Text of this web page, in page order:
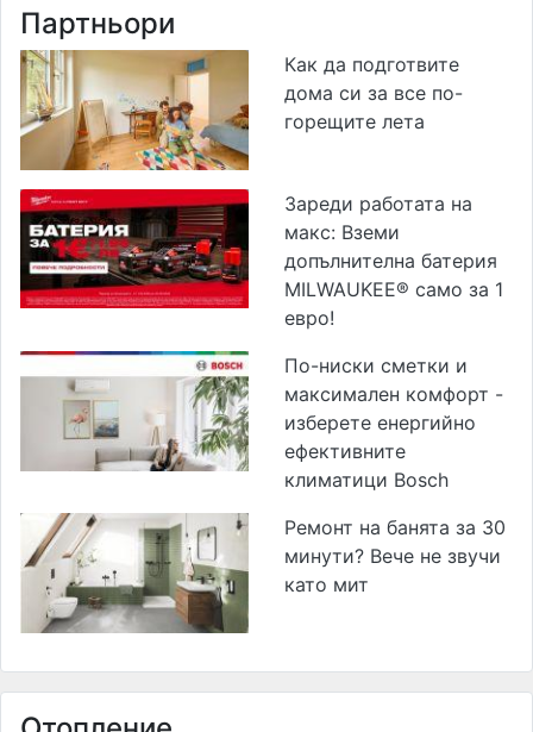
Партньори
Как да подготвите
дома си за все по-
горещите лета
Зареди работата на
макс: Вземи
допълнителна батерия
MILWAUKEE® само за 1
евро!
По-ниски сметки и
максимален комфорт -
изберете енергийно
ефективните
климатици Bosch
Ремонт на банята за 30
минути? Вече не звучи
като мит